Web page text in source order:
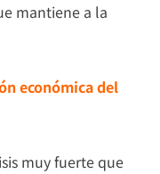
mantiene a la
económica del
muy fuerte que